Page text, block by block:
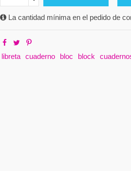
La cantidad mínima en el pedido de
libreta cuaderno bloc block